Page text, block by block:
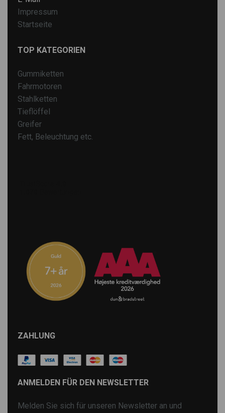
Impressum
Startseite
TOP KATEGORIEN
Gummiketten
Fahrmotoren
Stahlketten
Tieflöffel
Greifer
Fett, Beleuchtung etc.
ZAHLUNG
ANMELDEN FÜR DEN NEWSLETTER
Melden Sie sich für unseren Newsletter an und